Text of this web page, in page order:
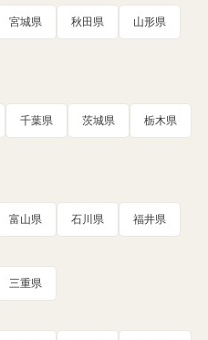
宮城県 秋田県 山形県
千葉県 茨城県 栃木県
富山県 石川県 福井県
三重県